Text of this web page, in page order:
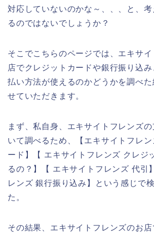
対応していないのかな～、、、と、
るのではないでしょうか？
そこでこちらのページでは、エキサ
店でクレジットカードや銀行振り込
払い方法が使えるのかどうかを調べた
せていただきます。
まず、私自身、エキサイトフレンズ
いて調べるため、【エキサイトフレ
ード】【 エキサイトフレンズ クレジ
るの？】【 エキサイトフレンズ 代引
レンズ 銀行振り込み】という感じで
た。
その結果、エキサイトフレンズのお店